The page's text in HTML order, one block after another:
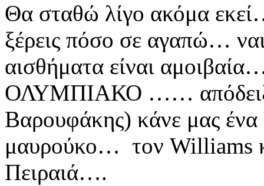
Θα σταθώ λίγο ακόμα
ξέρεις πόσο σε αγαπώ…
αισθήματα είναι
ΟΛΥΜΠΙΑΚΟ ……
Βαρουφάκης) κάνε μας
μαυρούκο… τον Williams
Πειραιά….